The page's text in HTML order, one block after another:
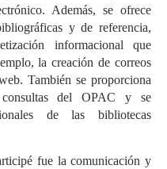
Además, se ofrece
y de referencia,
informacional que
la creación de correos
También se proporciona
consultas delOPAC
y se
de las bibliotecas
fue la comunicación y